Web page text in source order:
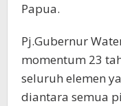
Papua.
Pj.Gubernur
momentum 23
seluruh elemen
diantara semua